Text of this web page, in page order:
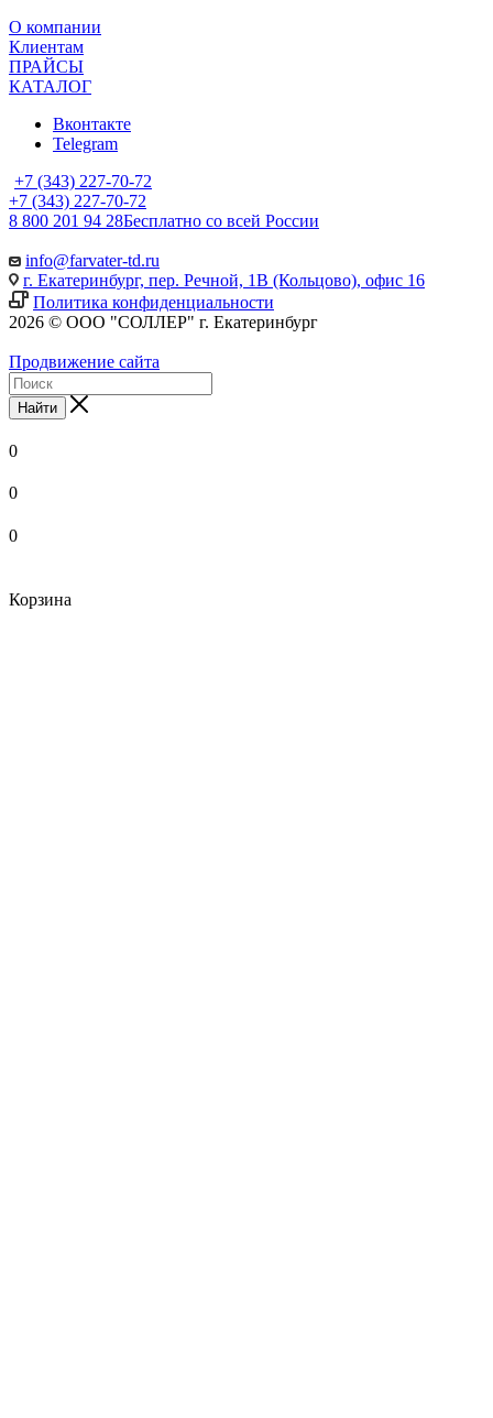
О компании
Клиентам
ПРАЙСЫ
КАТАЛОГ
Вконтакте
Telegram
+7 (343) 227-70-72
+7 (343) 227-70-72
8 800 201 94 28Бесплатно со всей России
info@farvater-td.ru
г. Екатеринбург, пер. Речной, 1В (Кольцово), офис 16
Политика конфиденциальности
2026 © ООО "СОЛЛЕР" г. Екатеринбург
Продвижение сайта
Найти
0
0
0
Корзина